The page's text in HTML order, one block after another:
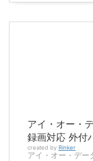
アイ・オー・
録画対応 外付
created by Rinker
アイ・オー・デー